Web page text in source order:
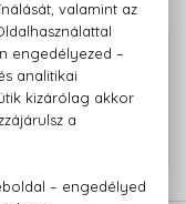
garanciával
+36 20